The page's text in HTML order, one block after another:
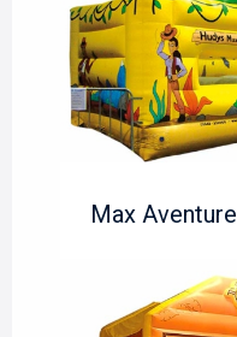
Max Aventure